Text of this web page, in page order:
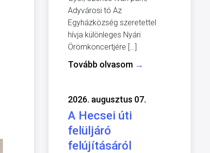
Adyvárosi tó Az
Egyházközség szeretettel
hívja különleges Nyári
Örömkoncertjére […]
Tovább olvasom →
2026. augusztus 07.
A Hecsei úti
felüljáró
felújításáról